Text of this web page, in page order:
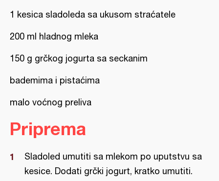
1 kesica sladoleda sa ukusom straćatele
200 ml hladnog mleka
150 g grčkog jogurta sa seckanim
bademima i pistaćima
malo voćnog preliva
Priprema
Sladoled umutiti sa mlekom po uputstvu sa
kesice. Dodati grčki jogurt, kratko umutiti.